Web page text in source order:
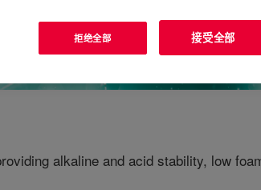
alkaline and acid stability, low
拒绝全部 接受全部